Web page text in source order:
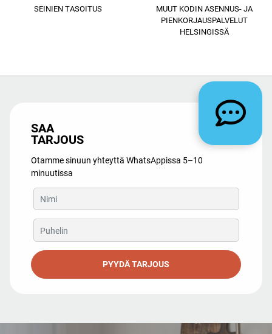
SEINIEN TASOITUS
MUUT KODIN ASENNUS- JA
PIENKORJAUSPALVELUT
HELSINGISSÄ
SAA
TARJOUS
Otamme sinuun yhteyttä WhatsAppissa 5–10
minuutissa
PYYDÄ TARJOUS